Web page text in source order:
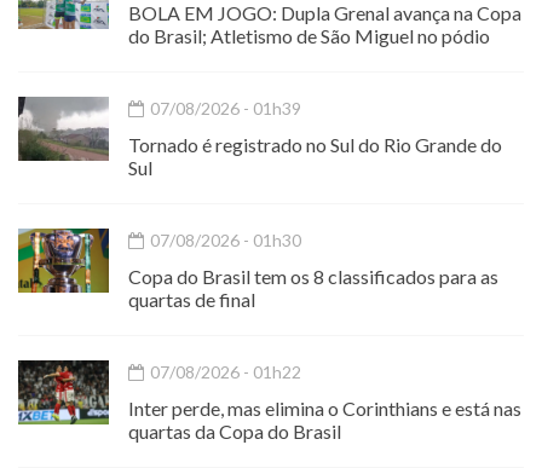
BOLA EM JOGO: Dupla Grenal avança na Copa
do Brasil; Atletismo de São Miguel no pódio
07/08/2026 - 01h39
Tornado é registrado no Sul do Rio Grande do
Sul
07/08/2026 - 01h30
Copa do Brasil tem os 8 classificados para as
quartas de final
07/08/2026 - 01h22
Inter perde, mas elimina o Corinthians e está nas
quartas da Copa do Brasil